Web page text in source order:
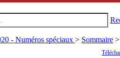
- Numéros spéciaux > Sommaire